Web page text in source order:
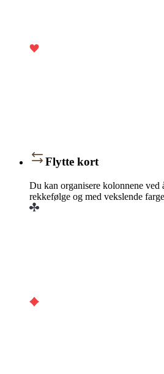
Flytte kort
Du kan organisere kolonnene
rekkefølge og med vekslende